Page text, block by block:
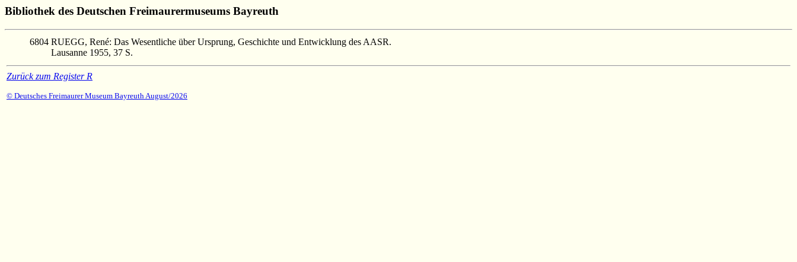
Bibliothek des Deutschen Freimaurermuseums Bayreuth
6804 RUEGG, René: Das Wesentliche über Ursprung, Geschichte und Entwicklung des AASR.
Lausanne 1955, 37 S.
Zurück zum Register R
© Deutsches Freimaurer Museum Bayreuth August/2026